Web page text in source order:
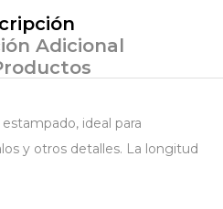
Adicional
ideal para
y otros detalles. La longitud